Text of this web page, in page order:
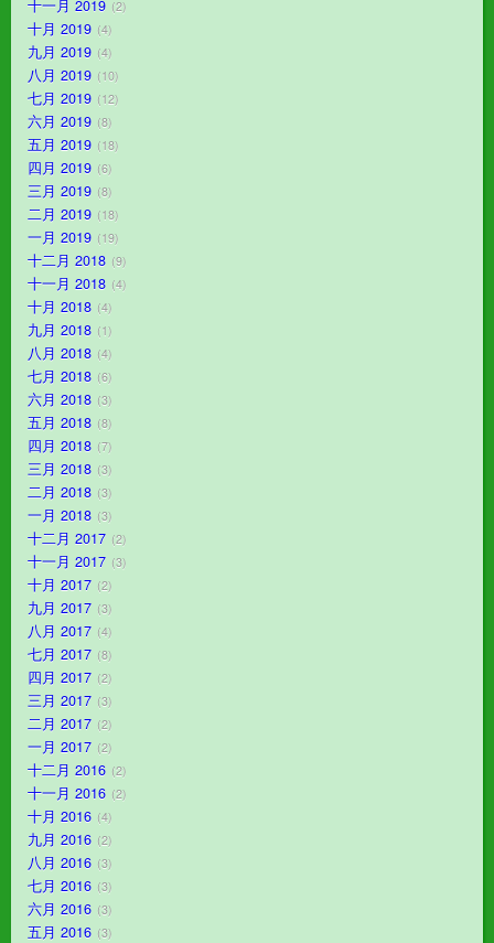
十一月 2019 2
十月 2019 4
九月 2019 4
八月 2019 10
七月 2019 12
六月 2019 8
五月 2019 18
四月 2019 6
三月 2019 8
二月 2019 18
一月 2019 19
十二月 2018 9
十一月 2018 4
十月 2018 4
九月 2018 1
八月 2018 4
七月 2018 6
六月 2018 3
五月 2018 8
四月 2018 7
三月 2018 3
二月 2018 3
一月 2018 3
十二月 2017 2
十一月 2017 3
十月 2017 2
九月 2017 3
八月 2017 4
七月 2017 8
四月 2017 2
三月 2017 3
二月 2017 2
一月 2017 2
十二月 2016 2
十一月 2016 2
十月 2016 4
九月 2016 2
八月 2016 3
七月 2016 3
六月 2016 3
五月 2016 3